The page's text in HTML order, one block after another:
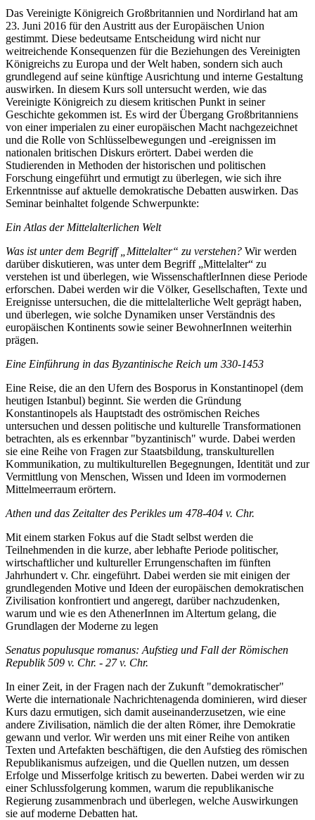
Das Vereinigte Königreich Großbritannien und Nordirland hat am
23. Juni 2016 für den Austritt aus der Europäischen Union
gestimmt. Diese bedeutsame Entscheidung wird nicht nur
weitreichende Konsequenzen für die Beziehungen des Vereinigten
Königreichs zu Europa und der Welt haben, sondern sich auch
grundlegend auf seine künftige Ausrichtung und interne Gestaltung
auswirken. In diesem Kurs soll untersucht werden, wie das
Vereinigte Königreich zu diesem kritischen Punkt in seiner
Geschichte gekommen ist. Es wird der Übergang Großbritanniens
von einer imperialen zu einer europäischen Macht nachgezeichnet
und die Rolle von Schlüsselbewegungen und -ereignissen im
nationalen britischen Diskurs erörtert. Dabei werden die
Studierenden in Methoden der historischen und politischen
Forschung eingeführt und ermutigt zu überlegen, wie sich ihre
Erkenntnisse auf aktuelle demokratische Debatten auswirken. Das
Seminar beinhaltet folgende Schwerpunkte:
Ein Atlas der Mittelalterlichen Welt
Was ist unter dem Begriff „Mittelalter“ zu verstehen? Wir werden
darüber diskutieren, was unter dem Begriff „Mittelalter“ zu
verstehen ist und überlegen, wie WissenschaftlerInnen diese Periode
erforschen. Dabei werden wir die Völker, Gesellschaften, Texte und
Ereignisse untersuchen, die die mittelalterliche Welt geprägt haben,
und überlegen, wie solche Dynamiken unser Verständnis des
europäischen Kontinents sowie seiner BewohnerInnen weiterhin
prägen.
Eine Einführung in das Byzantinische Reich um 330-1453
Eine Reise, die an den Ufern des Bosporus in Konstantinopel (dem
heutigen Istanbul) beginnt. Sie werden die Gründung
Konstantinopels als Hauptstadt des oströmischen Reiches
untersuchen und dessen politische und kulturelle Transformationen
betrachten, als es erkennbar "byzantinisch" wurde. Dabei werden
sie eine Reihe von Fragen zur Staatsbildung, transkulturellen
Kommunikation, zu multikulturellen Begegnungen, Identität und zur
Vermittlung von Menschen, Wissen und Ideen im vormodernen
Mittelmeerraum erörtern.
Athen und das Zeitalter des Perikles um 478-404 v. Chr.
Mit einem starken Fokus auf die Stadt selbst werden die
Teilnehmenden in die kurze, aber lebhafte Periode politischer,
wirtschaftlicher und kultureller Errungenschaften im fünften
Jahrhundert v. Chr. eingeführt. Dabei werden sie mit einigen der
grundlegenden Motive und Ideen der europäischen demokratischen
Zivilisation konfrontiert und angeregt, darüber nachzudenken,
warum und wie es den AthenerInnen im Altertum gelang, die
Grundlagen der Moderne zu legen
Senatus populusque romanus: Aufstieg und Fall der Römischen
Republik 509 v. Chr. - 27 v. Chr.
In einer Zeit, in der Fragen nach der Zukunft "demokratischer"
Werte die internationale Nachrichtenagenda dominieren, wird dieser
Kurs dazu ermutigen, sich damit auseinanderzusetzen, wie eine
andere Zivilisation, nämlich die der alten Römer, ihre Demokratie
gewann und verlor. Wir werden uns mit einer Reihe von antiken
Texten und Artefakten beschäftigen, die den Aufstieg des römischen
Republikanismus aufzeigen, und die Quellen nutzen, um dessen
Erfolge und Misserfolge kritisch zu bewerten. Dabei werden wir zu
einer Schlussfolgerung kommen, warum die republikanische
Regierung zusammenbrach und überlegen, welche Auswirkungen
sie auf moderne Debatten hat.